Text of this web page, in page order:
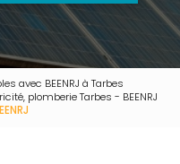
avec BEENRJ à Tarbes
plomberie Tarbes - BEENRJ